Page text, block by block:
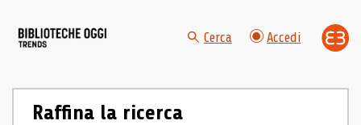
Cerca Accedi
Raffina la ricerca